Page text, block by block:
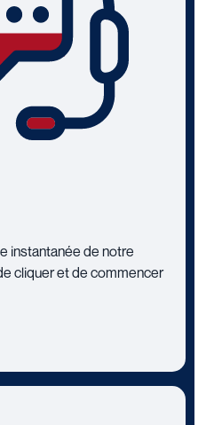
instantanée de notre
cliquer et de commencer